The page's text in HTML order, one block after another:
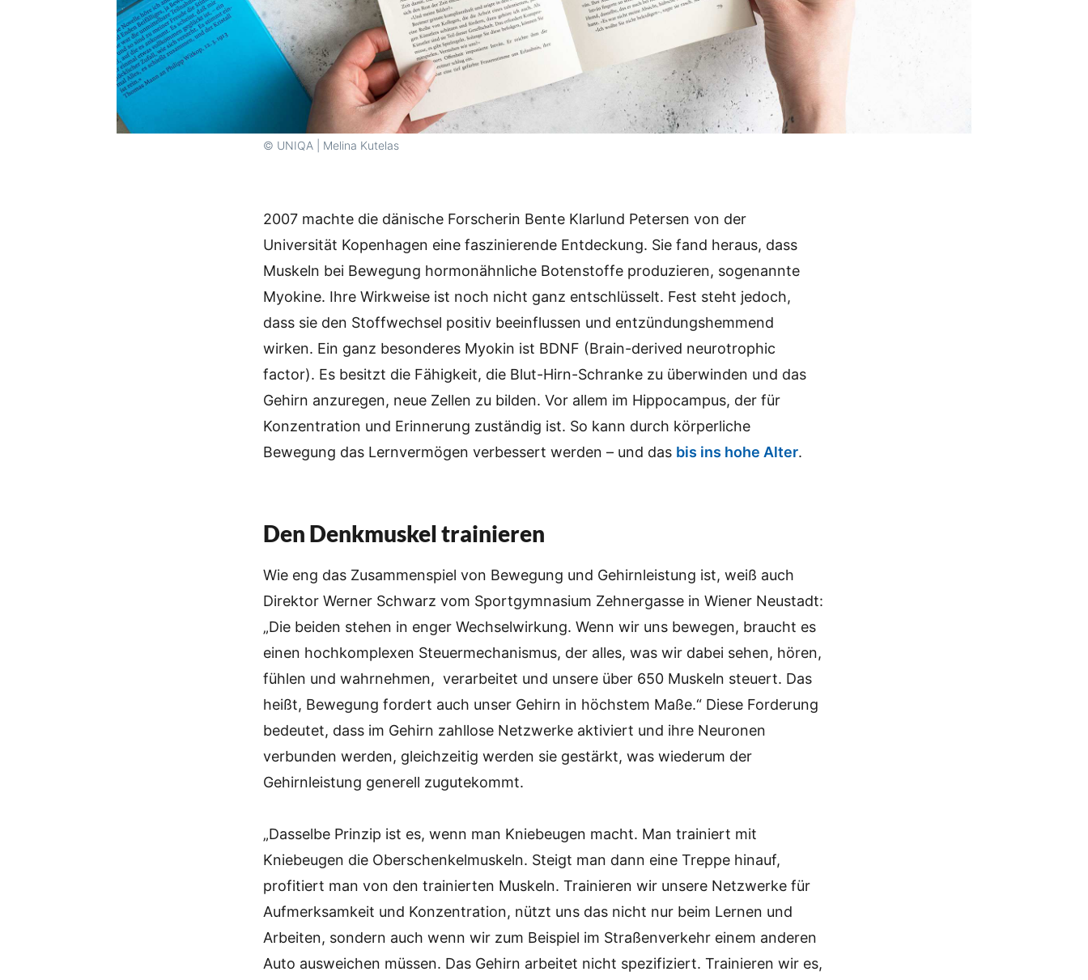
© UNIQA | Melina Kutelas
2007 machte die dänische Forscherin Bente Klarlund Petersen von der
Universität Kopenhagen eine faszinierende Entdeckung. Sie fand heraus, dass
Muskeln bei Bewegung hormonähnliche Botenstoffe produzieren, sogenannte
Myokine. Ihre Wirkweise ist noch nicht ganz entschlüsselt. Fest steht jedoch,
dass sie den Stoffwechsel positiv beeinflussen und entzündungshemmend
wirken. Ein ganz besonderes Myokin ist BDNF (Brain-derived neurotrophic
factor). Es besitzt die Fähigkeit, die Blut-Hirn-Schranke zu überwinden und das
Gehirn anzuregen, neue Zellen zu bilden. Vor allem im Hippocampus, der für
Konzentration und Erinnerung zuständig ist. So kann durch körperliche
Bewegung das Lernvermögen verbessert werden – und das bis ins hohe Alter.
Den Denkmuskel trainieren
Wie eng das Zusammenspiel von Bewegung und Gehirnleistung ist, weiß auch
Direktor Werner Schwarz vom Sportgymnasium Zehnergasse in Wiener Neustadt:
„Die beiden stehen in enger Wechselwirkung. Wenn wir uns bewegen, braucht es
einen hochkomplexen Steuermechanismus, der alles, was wir dabei sehen, hören,
fühlen und wahrnehmen, verarbeitet und unsere über 650 Muskeln steuert. Das
heißt, Bewegung fordert auch unser Gehirn in höchstem Maße.“ Diese Forderung
bedeutet, dass im Gehirn zahllose Netzwerke aktiviert und ihre Neuronen
verbunden werden, gleichzeitig werden sie gestärkt, was wiederum der
Gehirnleistung generell zugutekommt.
„Dasselbe Prinzip ist es, wenn man Kniebeugen macht. Man trainiert mit
Kniebeugen die Oberschenkelmuskeln. Steigt man dann eine Treppe hinauf,
profitiert man von den trainierten Muskeln. Trainieren wir unsere Netzwerke für
Aufmerksamkeit und Konzentration, nützt uns das nicht nur beim Lernen und
Arbeiten, sondern auch wenn wir zum Beispiel im Straßenverkehr einem anderen
Auto ausweichen müssen. Das Gehirn arbeitet nicht spezifiziert. Trainieren wir es,